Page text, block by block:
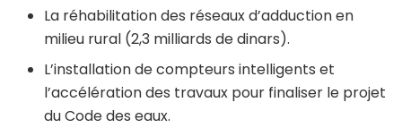
La réhabilitation des réseaux d’adduction en
milieu rural (2,3 milliards de dinars).
L’installation de compteurs intelligents et
l’accélération des travaux pour finaliser le projet
du Code des eaux.